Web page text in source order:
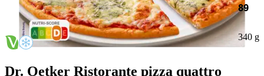
89
340 g
Dr. Oetker Ristorante pizza quattro